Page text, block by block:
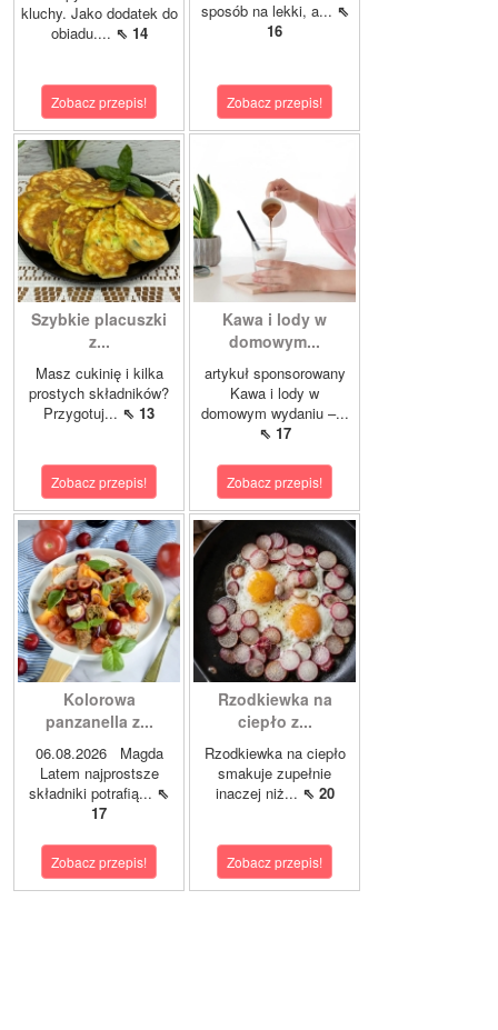
kluchy. Jako dodatek do
obiadu.... ⇖ 14
Zobacz przepis!
sposób na lekki, a... ⇖
16
Zobacz przepis!
Szybkie placuszki
z...
Masz cukinię i kilka
prostych składników?
Przygotuj... ⇖ 13
Zobacz przepis!
Kawa i lody w
domowym...
artykuł sponsorowany
Kawa i lody w
domowym wydaniu –...
⇖ 17
Zobacz przepis!
Kolorowa
panzanella z...
06.08.2026 Magda
Latem najprostsze
składniki potrafią... ⇖
17
Zobacz przepis!
Rzodkiewka na
ciepło z...
Rzodkiewka na ciepło
smakuje zupełnie
inaczej niż... ⇖ 20
Zobacz przepis!